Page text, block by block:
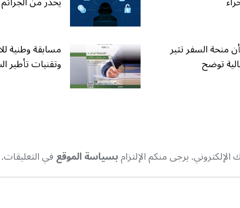
منحة السفر تثير
توضح
مسابقة وطنية
وتقنيات تأطير
يرجى منكم الإلتزامبسياسة الموقعفي التعليقات.